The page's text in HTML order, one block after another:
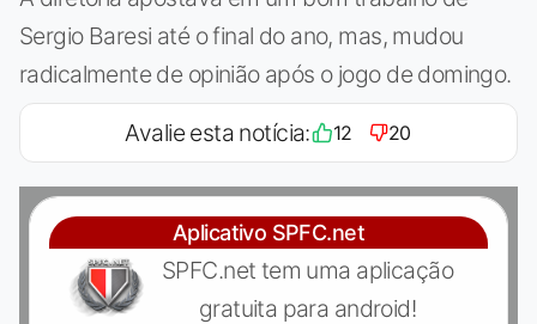
Sergio Baresi até o final do ano, mas, mudou
radicalmente de opinião após o jogo de domingo.
Avalie esta notícia: 12 20
Aplicativo SPFC.net
SPFC.net tem uma aplicação
gratuita para android!